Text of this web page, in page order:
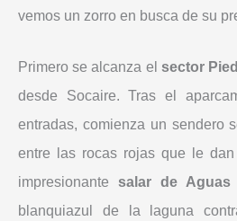
vemos un zorro en busca de su
Primero se alcanza el sector
desde Socaire. Tras el
entradas, comienza un sendero
entre las rocas rojas que le
impresionante salar de Aguas
blanquiazul de la laguna